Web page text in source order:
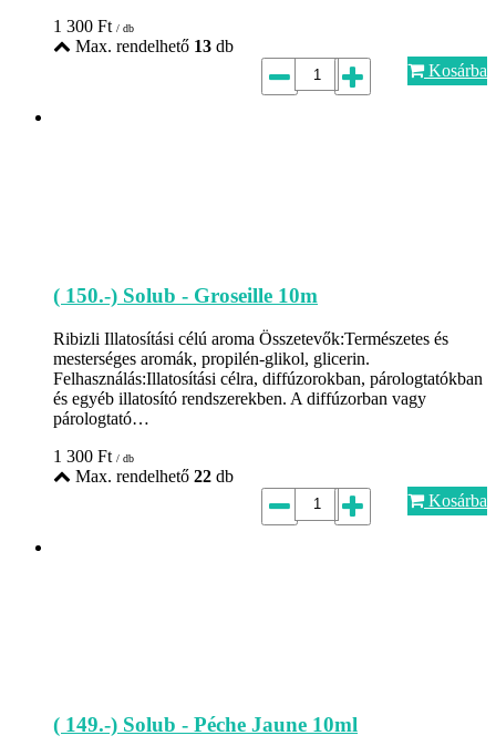
1 300 Ft / db
Max. rendelhető 13 db
Kosárba
( 150.-) Solub - Groseille 10m
Ribizli Illatosítási célú aroma Összetevők:Természetes és
mesterséges aromák, propilén-glikol, glicerin.
Felhasználás:Illatosítási célra, diffúzorokban, párologtatókban
és egyéb illatosító rendszerekben. A diffúzorban vagy
párologtató…
1 300 Ft / db
Max. rendelhető 22 db
Kosárba
( 149.-) Solub - Péche Jaune 10ml